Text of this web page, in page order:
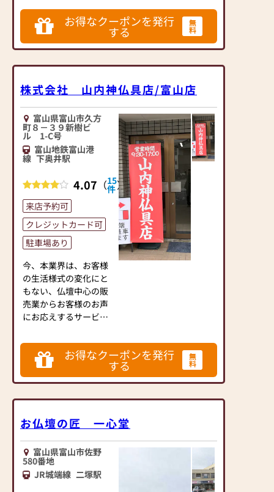
立地にあります。
平成17年に現在地へ移
転オープンして今年で
ちろん県内各地から幅
れていただけます。
★万全のアフターフォ
ロー★
当社は、自社工場でお
仏壇を製造していま
仏壇の木地を作るため
地を製作し、下地をし
て研磨を繰り返し、上
塗りをして金箔を押
し、金具を打ち、組み
立てます。
富山仏壇の製造元とし
て自社工場を有する同
店では、金仏壇の修理
なども同社スタッフが
迅速に対応。
ローも万全です。
★取扱商品★
礼用品・掛け軸・念
く・部屋香 ・宗教用具
各種・その他
ギフトなどにも使える
「腕輪念珠」や「部屋
香」といった小物も豊
しての品質はもちろん、五十嵐社長の
誠実な人柄が溢れた店内は入りやすく
柔らかい雰囲気で満ちています。仏事
でお困りなことがあれば、まずは五十
嵐仏壇店にご相談してみてください。
富山県にお住いの方には是非訪問して
お得なクーポンを発行
する
無
料
株式会社 山内神仏具店/富山店
富山県富山市久方
町８－３９新樹ビ
ル 1-C号
富山地鉄富山港
線 下奥井駅
4.07 （15
件）
来店予約可
クレジットカード可
駐車場あり
今、本業界は、お客様
の生活様式の変化にと
もない、仏壇中心の販
売業からお客様のお声
にお応えするサービス
のと古き良きものが共
存する時代に入りまし
た。
我社の強みは、品揃え
受け継いだ社員の
「力」と、お客様を支
援する社員の「心」に
あると考えます。
多様なニーズにお応え
し、お客様の「想い」
お得なクーポンを発行
する
無
料
お仏壇の匠 一心堂
富山県富山市佐野
580番地
JR城端線 二塚駅